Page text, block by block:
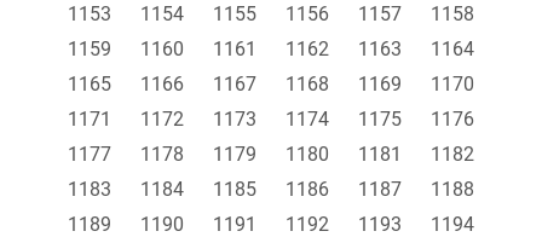
1153 1154 1155 1156 1157
1158
1159
1160 1161 1162 1163
1164
1165
1166 1167 1168 1169
1170
1171
1172 1173 1174 1175
1176
1177
1178 1179 1180 1181
1182
1183
1184 1185 1186 1187
1188
1189
1190 1191 1192 1193
1194